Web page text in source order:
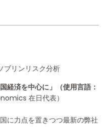
ブリンリスク分析
経済を中心に」（使用言語：
在日代表）
に力点を置きつつ最新の弊社